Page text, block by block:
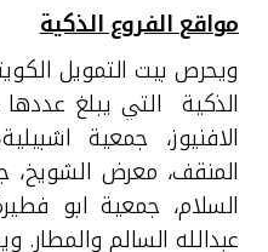
مواقع الفروع الذكية
ويحرص بيت التمويل
الافنيوز، جمعية
المنقف، معرض الشويخ،
السلام، جمعية ابو
عبدالله السالم